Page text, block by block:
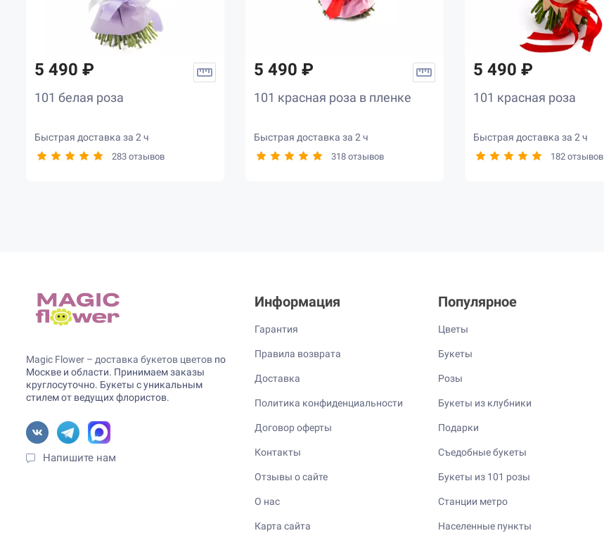
5 490 ₽
101 белая роза
Быстрая доставка за 2 ч
283 отзывов
5 490 ₽
101 красная роза в пленке
Быстрая доставка за 2 ч
318 отзывов
5 490 ₽
101 красная роза
Быстрая доставка за 2 ч
182 отзывов
Magic Flower – доставка букетов цветов по
Москве и области. Принимаем заказы
круглосуточно. Букеты с уникальным
стилем от ведущих флористов.
Напишите нам
Информация
Гарантия
Правила возврата
Доставка
Политика конфиденциальности
Договор оферты
Контакты
Отзывы о сайте
О нас
Карта сайта
Популярное
Цветы
Букеты
Розы
Букеты из клубники
Подарки
Съедобные букеты
Букеты из 101 розы
Станции метро
Населенные пункты